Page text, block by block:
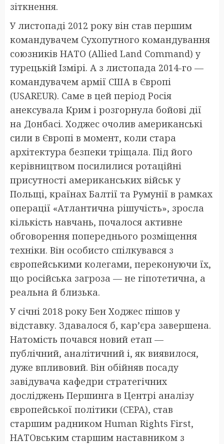
зіткнення.
У листопаді 2012 року він став першим
командувачем Сухопутного командування
союзників НАТО (Allied Land Command) у
турецькій Ізмірі. А з листопада 2014-го —
командувачем армії США в Європі
(USAREUR). Саме в цей період Росія
анексувала Крим і розгорнула бойові дії
на Донбасі. Ходжес очолив американські
сили в Європі в момент, коли стара
архітектура безпеки тріщала. Під його
керівництвом посилилися ротаційні
присутності американських військ у
Польщі, країнах Балтії та Румунії в рамках
операції «Атлантична рішучість», зросла
кількість навчань, почалося активне
обговорення попереднього розміщення
техніки. Він особисто спілкувався з
європейськими колегами, переконуючи їх,
що російська загроза — не гіпотетична, а
реальна й близька.
У січні 2018 року Бен Ходжес пішов у
відставку. Здавалося б, кар’єра завершена.
Натомість почався новий етап —
публічний, аналітичний і, як виявилося,
дуже впливовий. Він обійняв посаду
завідувача кафедри стратегічних
досліджень Першинга в Центрі аналізу
європейської політики (CEPA), став
старшим радником Human Rights First,
НАТОвським старшим наставником з